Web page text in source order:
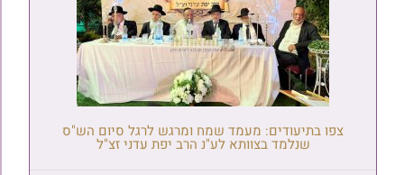
צפו בתיעודים: מעמד שמח ומרגש לרגל סיום הש"ס
שנלמד בצוותא לע"נ הרב יפת עדני זצ"ל